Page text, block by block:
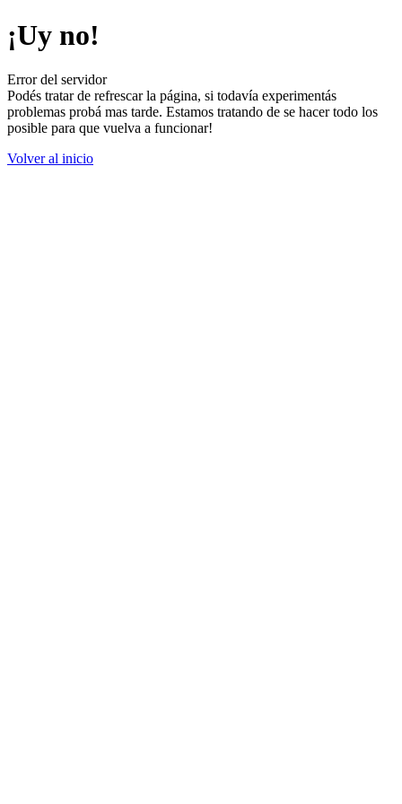
¡Uy no!
Error del servidor
Podés tratar de refrescar la página, si todavía experimentás
problemas probá mas tarde. Estamos tratando de se hacer todo los
posible para que vuelva a funcionar!
Volver al inicio